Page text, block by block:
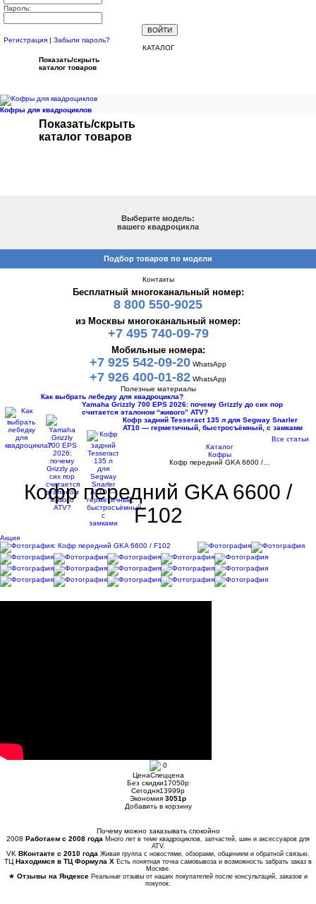
Пароль:
Регистрация
Забыли пароль?
КАТАЛОГ
Показать/скрыть
каталог товаров
Кофры для квадроциклов
Показать/скрыть
каталог товаров
Выберите модель:
вашего квадроцикла
Подбор товаров по модели
Контакты
Бесплатный многоканальный номер:
8 800 550-9025
из Москвы многоканальный номер:
+7 495 740-09-79
Мобильные номера:
+7 925 542-09-20 WhatsApp
+7 926 400-01-82 WhatsApp
Полезные материалы
Как выбрать лебедку для квадроцикла?
Yamaha Grizzly 700 EPS 2026: почему Grizzly до сих пор
считается эталоном “живого” ATV?
Кофр задний Tesseract 135 л для Segway Snarler
AT10 — герметичный, быстросъёмный, с замками
Все статьи
Каталог
Кофры
Кофр передний GKA 6600 /…
Кофр передний GKA 6600 /
F102
Акция
0
ЦенаСпеццена
Без скидки17050p
Сегодня13999p
Экономия 3051p
Добавить в корзину
Почему можно заказывать спокойно
2008 Работаем с 2008 года Много лет в теме квадроциклов, запчастей, шин и аксессуаров для
ATV.
VK ВКонтакте с 2010 года Живая группа с новостями, обзорами, общением и обратной связью.
ТЦ Находимся в ТЦ Формула Х Есть понятная точка самовывоза и возможность забрать заказ в
Москве.
★ Отзывы на Яндексе Реальные отзывы от наших покупателей после консультаций, заказов и
покупок.